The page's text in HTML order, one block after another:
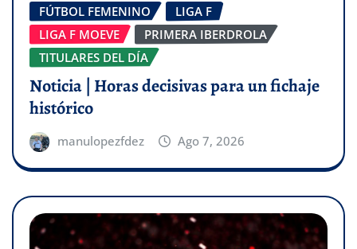
FÚTBOL FEMENINO
LIGA F
LIGA F MOEVE
PRIMERA IBERDROLA
TITULARES DEL DÍA
Noticia | Horas decisivas para un fichaje
histórico
manulopezfdez Ago 7, 2026